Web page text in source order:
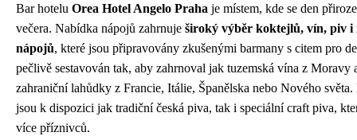
Bar hotelu Orea Hotel Angelo Praha je místem, kde se den
večera. Nabídka nápojů zahrnuje široký výběr koktejlů, vín, piv i
nápojů, které jsou připravovány zkušenými barmany s citem pro
pečlivě sestavován tak, aby zahrnoval jak tuzemská vína z Moravy
zahraniční lahůdky z Francie, Itálie, Španělska nebo Nového
jsou k dispozici jak tradiční česká piva, tak i speciální craft piva,
více příznivců.